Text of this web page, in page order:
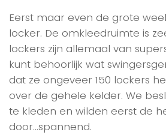
Eerst maar even de grote
locker. De omkleedruimte is
lockers zijn allemaal van
kunt behoorlijk wat
dat ze ongeveer 150 lockers
over de gehele kelder. We
te kleden en wilden eerst de
door…spannend.